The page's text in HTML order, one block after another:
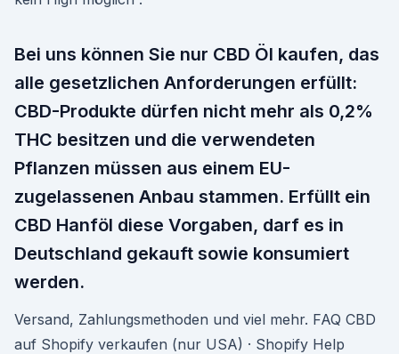
Bei uns können Sie nur CBD Öl kaufen, das
alle gesetzlichen Anforderungen erfüllt:
CBD-Produkte dürfen nicht mehr als 0,2%
THC besitzen und die verwendeten
Pflanzen müssen aus einem EU-
zugelassenen Anbau stammen. Erfüllt ein
CBD Hanföl diese Vorgaben, darf es in
Deutschland gekauft sowie konsumiert
werden.
Versand, Zahlungsmethoden und viel mehr. FAQ CBD
auf Shopify verkaufen (nur USA) · Shopify Help